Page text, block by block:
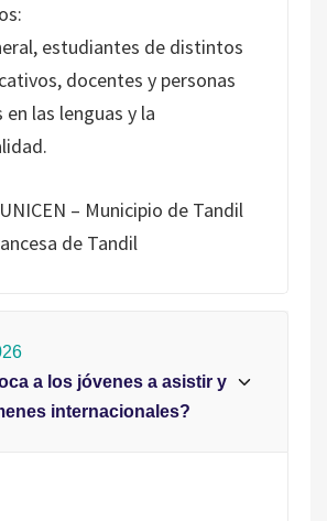
estudiantes de distintos
docentes y personas
las lenguas y la
– Municipio de Tandil
de Tandil
a los jóvenes a asistir y
internacionales?